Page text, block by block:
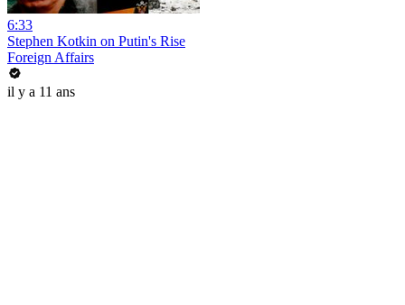
6:33
Stephen Kotkin on Putin's Rise
Foreign Affairs
il y a 11 ans